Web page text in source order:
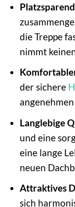
die Treppe
nimmt
der sichere
Langlebige
und eine
eine lange
neuen
Attraktives
sich